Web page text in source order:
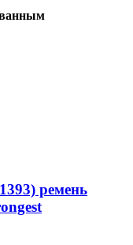
ремень